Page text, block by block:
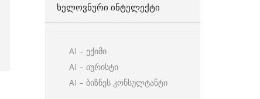
ᲮᲔᲚᲝᲕᲜᲣᲠᲘ ᲘᲜᲢᲔᲚᲔᲥᲢᲘ
AI – ექიმი
AI – იურისტი
AI – ბიზნეს კონსულტანტი